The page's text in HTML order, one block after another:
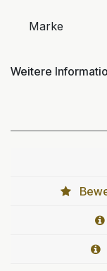
Marke
Weitere